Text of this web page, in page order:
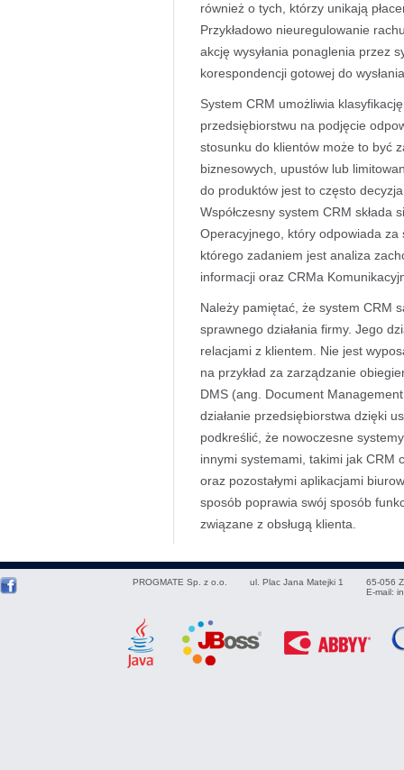
również o tych, którzy unikają
Przykładowo nieuregulowanie
akcję wysyłania ponaglenia przez
korespondencji gotowej do
System CRM umożliwia
przedsiębiorstwu na podjęcie
stosunku do klientów może to być
biznesowych, upustów lub
do produktów jest to często
Współczesny system CRM
Operacyjnego, który odpowiada
którego zadaniem jest analiza
informacji oraz CRMa
Należy pamiętać, że system CRM
sprawnego działania firmy. Jego
relacjami z klientem. Nie jest
na przykład za zarządzanie
DMS (ang. Document
działanie przedsiębiorstwa dzięki
podkreślić, że nowoczesne
innymi systemami, takimi jak CRM
oraz pozostałymi aplikacjami
sposób poprawia swój sposób
związane z obsługą klienta.
PROGMATE Sp. z o.o. ul. Plac Jana Matejki 1 65-056
E-mail: